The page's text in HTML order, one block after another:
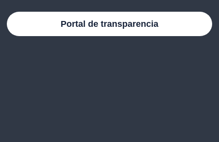
Portal de transparencia